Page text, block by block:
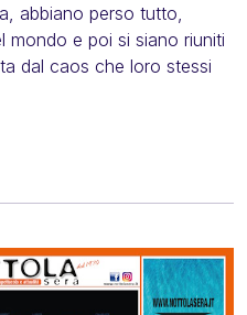
abbiano perso tutto,
mondo e poi si siano riuniti
dal caos che loro stessi